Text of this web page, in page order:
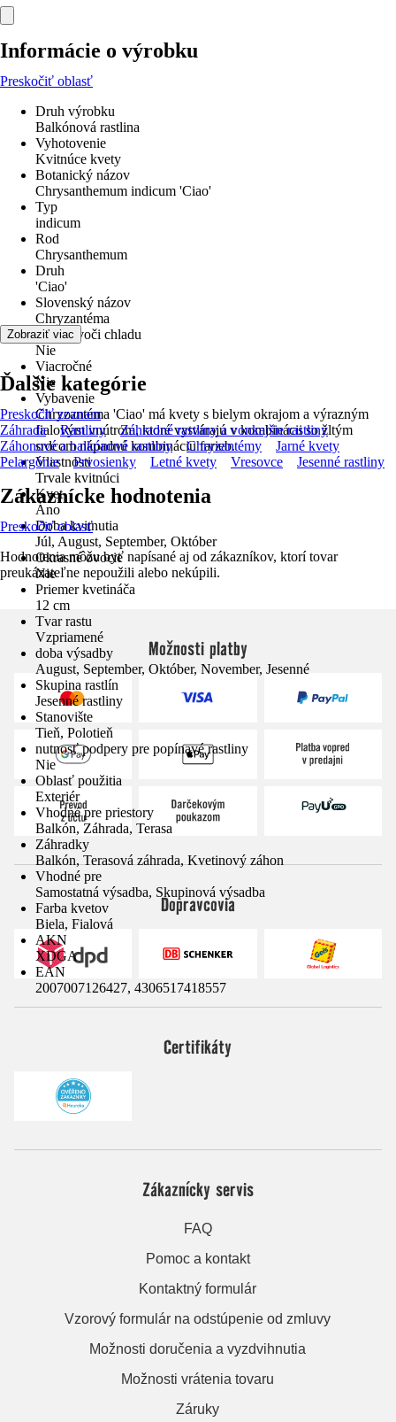
Informácie o výrobku
Preskočiť oblasť
Druh výrobku
Balkónová rastlina
Vyhotovenie
Kvitnúce kvety
Botanický názov
Chrysanthemum indicum 'Ciao'
Typ
indicum
Rod
Chrysanthemum
Druh
'Ciao'
Slovenský názov
Chryzantéma
odolné voči chladu
Nie
Viacročné
Nie
Vybavenie
Chryzantéma 'Ciao' má kvety s bielym okrajom a výrazným
fialovým vnútrom, ktoré vytvárajú v kombinácii so žltým
srdcom nápadnú kombináciu farieb.
Vlastnosti
Trvale kvitnúci
Kvet
Áno
Doba kvitnutia
Júl, August, September, Október
Okrasné ovocie
Nie
Priemer kvetináča
12 cm
Tvar rastu
Vzpriamené
doba výsadby
August, September, Október, November, Jesenné
Skupina rastlín
Jesenné rastliny
Stanovište
Tieň, Polotieň
nutnosť podpery pre popínavé rastliny
Nie
Oblasť použitia
Exteriér
Vhodné pre priestory
Balkón, Záhrada, Terasa
Záhradky
Balkón, Terasová záhrada, Kvetinový záhon
Vhodné pre
Samostatná výsadba, Skupinová výsadba
Farba kvetov
Biela, Fialová
AKN
XDGA
EAN
2007007126427, 4306517418557
Zobraziť viac
Ďalšie kategórie
Preskočiť zoznam
Záhrada
Rastliny
Záhradné rastliny a vonkajšie rastliny
Záhonové a balkónové rastliny
Chryzantémy
Jarné kvety
Pelargónie
Prvosienky Letné kvety Vresovce Jesenné rastliny
Zákaznícke hodnotenia
Preskočiť oblasť
Hodnotenia môžu byť napísané aj od zákazníkov, ktorí tovar
preukázateľne nepoužili alebo nekúpili.
Možnosti platby
Dopravcovia
Certifikáty
Zákaznícky servis
FAQ
Pomoc a kontakt
Kontaktný formulár
Vzorový formulár na odstúpenie od zmluvy
Možnosti doručenia a vyzdvihnutia
Možnosti vrátenia tovaru
Záruky